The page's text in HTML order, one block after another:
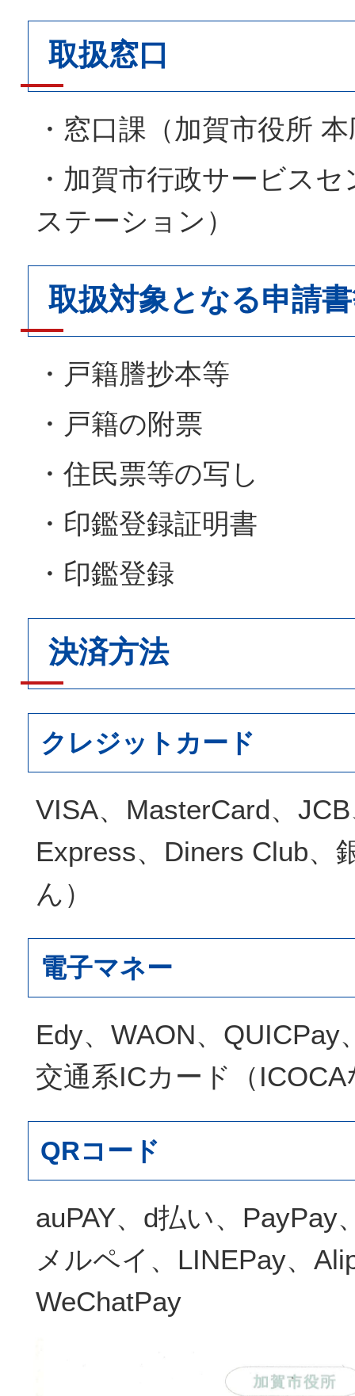
取扱窓口
・窓口課（加賀市役所
・加賀市行政サービス
ステーション）
取扱対象となる申請
・戸籍謄抄本等
・戸籍の附票
・住民票等の写し
・印鑑登録証明書
・印鑑登録
決済方法
クレジットカード
VISA、MasterCard、
Express、Diners Club、
ん）
電子マネー
Edy、WAON、QUICPay
交通系ICカード（ICOCA
QRコード
auPAY、d払い、PayPay
メルペイ、LINEPay、
WeChatPay